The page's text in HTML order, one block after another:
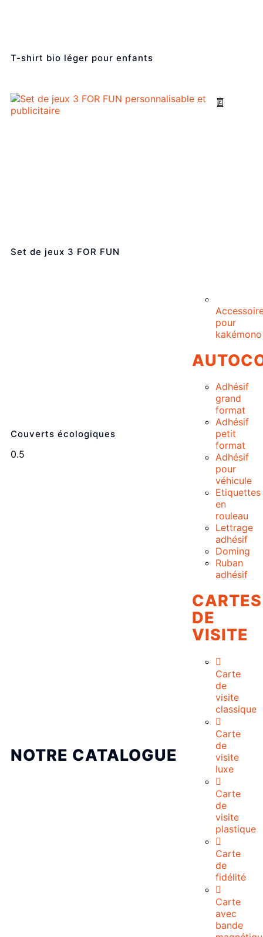
pour
kakémono
Adhésif
grand
format
Adhésif
petit
format
Adhésif
pour
véhicule
Etiquettes
en
rouleau
Lettrage
adhésif
Doming
Ruban
adhésif
CARTES
DE
VISITE
Carte
de
visite
classique
Carte
de
visite
luxe
Carte
de
visite
plastique
Carte
de
fidélité
Carte
avec
bande
T-shirt bio léger pour enfants
Set de jeux 3 FOR FUN
Couverts écologiques
NOTRE CATALOGUE